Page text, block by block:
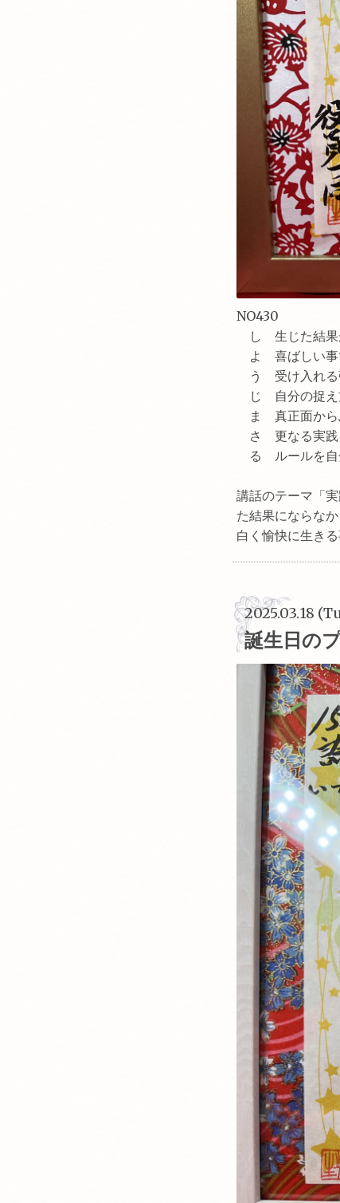
NO430
し 生じた結果
よ 喜ばしい事
う 受け入れる
じ 自分の捉え
ま 真正面から
さ 更なる実践
る ルールを自
講話のテーマ「
た結果にならな
白く愉快に生き
2025.03.18
誕生日の